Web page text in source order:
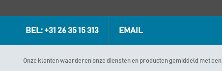
BEL: +31 26 35 15 313 EMAIL
Onze klanten waarderen onze diensten en producten gemiddeld met een